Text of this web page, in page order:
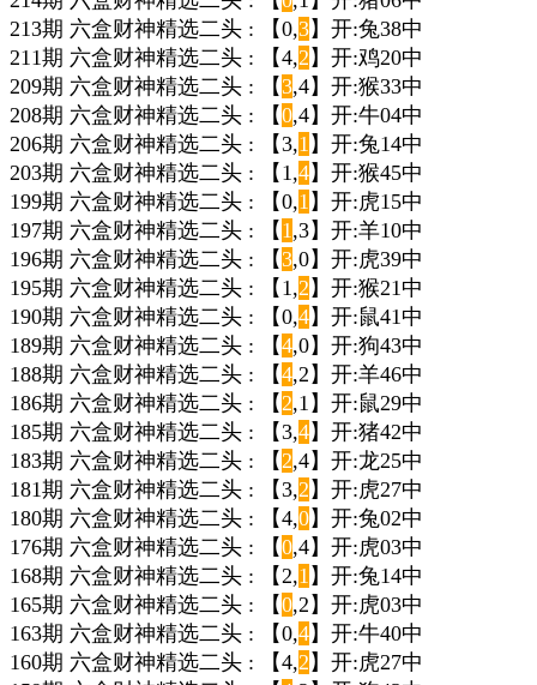
213期 六盒财神精选二头 : 【0,3】开:兔38中
211期 六盒财神精选二头 : 【4,2 】开:鸡20中
209期 六盒财神精选二头 : 【3,4】开:猴33中
208期 六盒财神精选二头 : 【0,4】开:牛04中
206期 六盒财神精选二头 : 【3,1 】开:兔14中
203期 六盒财神精选二头 : 【1,4】开:猴45中
199期 六盒财神精选二头 : 【0,1 】开:虎15中
197期 六盒财神精选二头 : 【 1,3】开:羊10中
196期 六盒财神精选二头 : 【3,0】开:虎39中
195期 六盒财神精选二头 : 【1,2 】开:猴21中
190期 六盒财神精选二头 : 【0,4】开:鼠41中
189期 六盒财神精选二头 : 【4,0】开:狗43中
188期 六盒财神精选二头 : 【4,2】开:羊46中
186期 六盒财神精选二头 : 【2,1】开:鼠29中
185期 六盒财神精选二头 : 【3,4】开:猪42中
183期 六盒财神精选二头 : 【2,4】开:龙25中
181期 六盒财神精选二头 : 【3,2 】开:虎27中
180期 六盒财神精选二头 : 【4,0】开:兔02中
176期 六盒财神精选二头 : 【0,4】开:虎03中
168期 六盒财神精选二头 : 【2,1 】开:兔14中
165期 六盒财神精选二头 : 【0,2】开:虎03中
163期 六盒财神精选二头 : 【0,4】开:牛40中
160期 六盒财神精选二头 : 【4,2 】开:虎27中